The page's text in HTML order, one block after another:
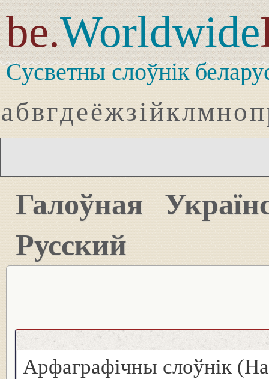
be.Worldwide
Сусветны слоўнік
абвгдеёжзійклмноп
Галоўная
Русский
Арфаграфічны слоўнік